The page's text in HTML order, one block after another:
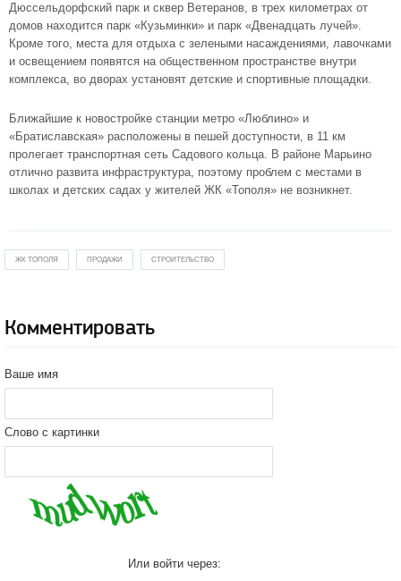
Дюссельдорфский парк и сквер Ветеранов, в трех километрах от
домов находится парк «Кузьминки» и парк «Двенадцать лучей».
Кроме того, места для отдыха с зелеными насаждениями, лавочками
и освещением появятся на общественном пространстве внутри
комплекса, во дворах установят детские и спортивные площадки.
Ближайшие к новостройке станции метро «Люблино» и
«Братиславская» расположены в пешей доступности, в 11 км
пролегает транспортная сеть Садового кольца. В районе Марьино
отлично развита инфраструктура, поэтому проблем с местами в
школах и детских садах у жителей ЖК «Тополя» не возникнет.
ЖК ТОПОЛЯ ПРОДАЖИ СТРОИТЕЛЬСТВО
Комментировать
Ваше имя
Слово с картинки
Или войти через: